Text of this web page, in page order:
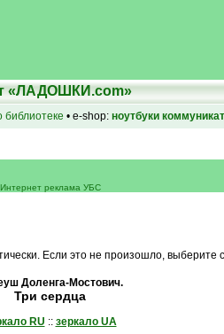
«ЛАДОШКИ.com»
• e-shop: ноутбуки
Интернет реклама УБС
Если это не произошло, выберите
Доленга-Мостович.
Три сердца
RU :: зеркало UA